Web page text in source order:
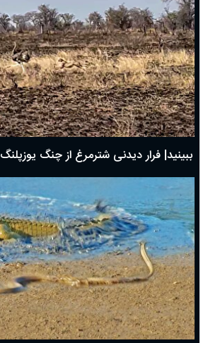
ببینید| فرار دیدنی شترمرغ از چنگ یوزپلنگ